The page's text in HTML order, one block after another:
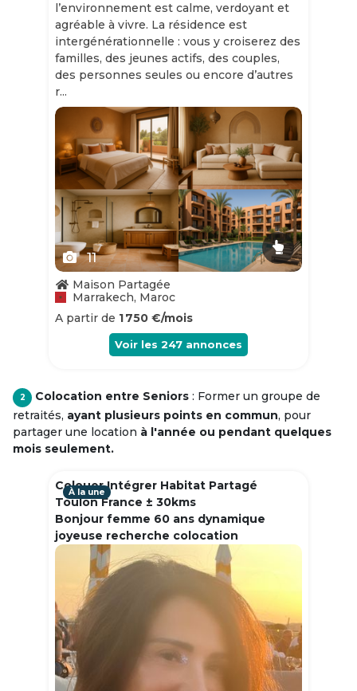
l’environnement est calme, verdoyant et
agréable à vivre. La résidence est
intergénérationnelle : vous y croiserez des
familles, des jeunes actifs, des couples,
des personnes seules ou encore d’autres
r...
Slide 1 of 11
11
Maison Partagée
Marrakech, Maroc
A partir de 1 750 €/mois
Voir les 247 annonces
2 Colocation entre Seniors : Former un groupe de
retraités, ayant plusieurs points en commun, pour
partager une location à l'année ou pendant quelques
mois seulement.
Colouer Intégrer Habitat Partagé
Toulon France ± 30kms
Bonjour femme 60 ans dynamique
joyeuse recherche colocation
À la une